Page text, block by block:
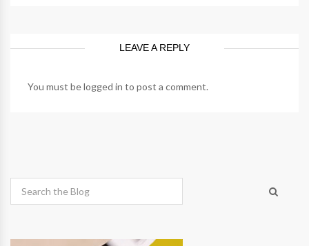
LEAVE A REPLY
You must belogged in to post a comment.